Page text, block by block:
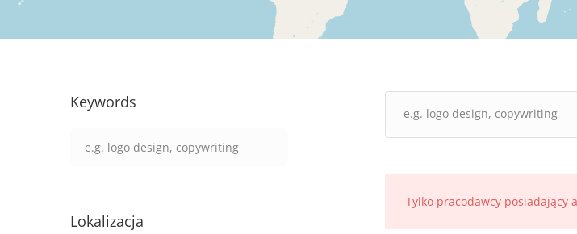
Keywords
Lokalizacja
Tylko pracodawcy posiadający